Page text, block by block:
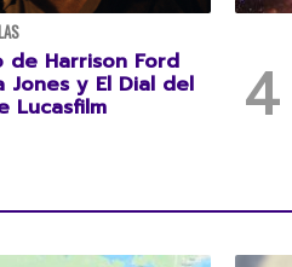
de Harrison Ford
Jones y El Dial del
Lucasfilm